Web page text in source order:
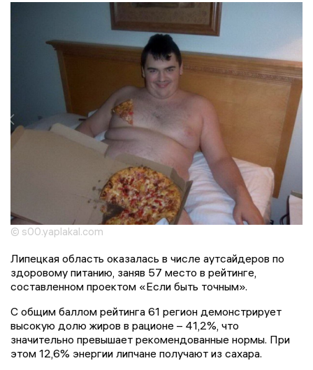
© s00.yaplakal.com
Липецкая область оказалась в числе аутсайдеров по
здоровому питанию, заняв 57 место в рейтинге,
составленном проектом «Если быть точным».
С общим баллом рейтинга 61 регион демонстрирует
высокую долю жиров в рационе – 41,2%, что
значительно превышает рекомендованные нормы. При
этом 12,6% энергии липчане получают из сахара.